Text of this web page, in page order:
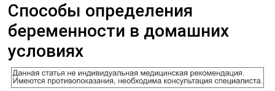
Способы определения
беременности в домашних
условиях